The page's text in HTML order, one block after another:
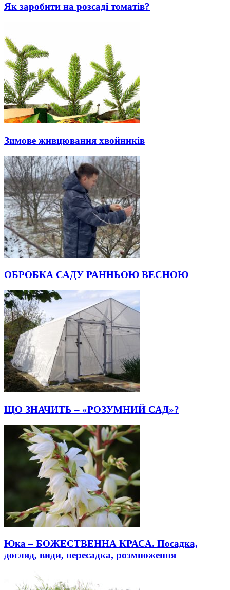
Як заробити на розсаді томатів?
Зимове живцювання хвойників
ОБРОБКА САДУ РАННЬОЮ ВЕСНОЮ
ЩО ЗНАЧИТЬ – «РОЗУМНИЙ САД»?
Юка – БОЖЕСТВЕННА КРАСА. Посадка,
догляд, види, пересадка, розмноження